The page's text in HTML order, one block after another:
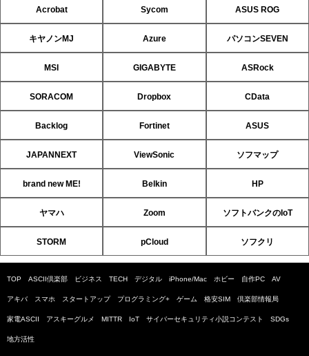
Acrobat Sycom ASUS ROG
キヤノンMJ Azure パソコンSEVEN
MSI GIGABYTE ASRock
SORACOM Dropbox CData
Backlog Fortinet ASUS
JAPANNEXT ViewSonic ソフマップ
brand new ME! Belkin HP
ヤマハ Zoom ソフトバンクのIoT
STORM pCloud ソフクリ
TOP ASCII倶楽部 ビジネス TECH デジタル iPhone/Mac ホビー 自作PC AV
アキバ スマホ スタートアップ プログラミング+ ゲーム 格安SIM 倶楽部情報局
家電ASCII アスキーグルメ MITTR IoT サイバーセキュリティ小説コンテスト SDGs
地方活性